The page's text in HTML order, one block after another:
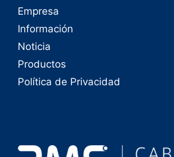
Empresa
Información
Noticia
Productos
Política de Privacidad